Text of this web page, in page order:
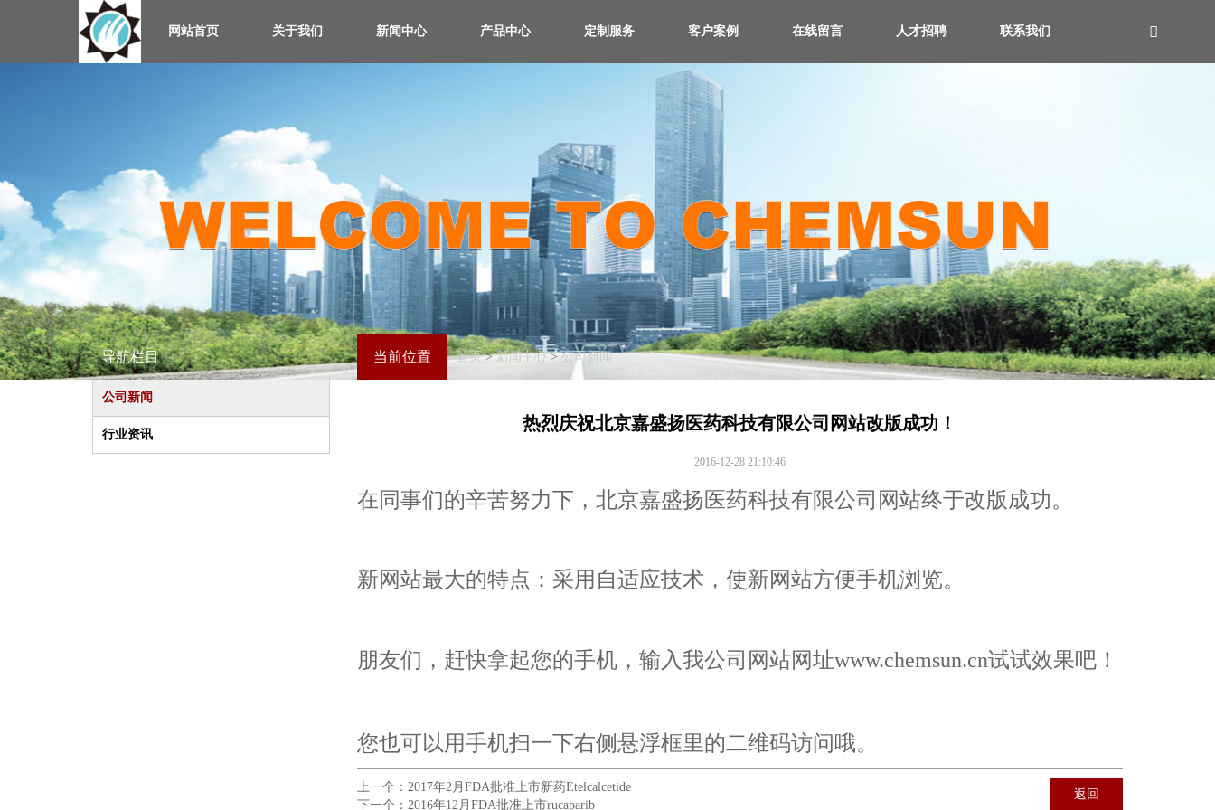
网站首页 关于我们 新闻中心 产品中心 定制服务 客户案例 在线留言 人才招聘 联系我们
导航栏目 当前位置 首页>新闻中心>公司新闻
公司新闻
行业资讯
热烈庆祝北京嘉盛扬医药科技有限公司网站改版成功！
2016-12-28 21:10:46
在同事们的辛苦努力下，北京嘉盛扬医药科技有限公司网站终于改版成功。
新网站最大的特点：采用自适应技术，使新网站方便手机浏览。
朋友们，赶快拿起您的手机，输入我公司网站网址www.chemsun.cn试试效果吧！
您也可以用手机扫一下右侧悬浮框里的二维码访问哦。
上一个： 2017年2月FDA批准上市新药Etelcalcetide
下一个： 2016年12月FDA批准上市rucaparib
返回